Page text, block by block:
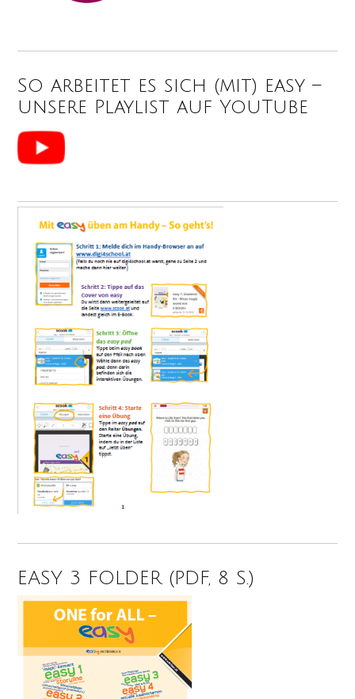
So arbeitet es sich (mit) easy –
unsere Playlist auf YouTube
EASY 3 FOLDER (PDF, 8 S.)